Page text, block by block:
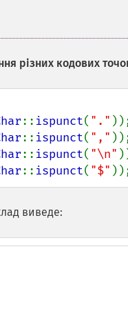
різних кодових
:: ispunct( "."
:: ispunct( ","
:: ispunct( "\n"
:: ispunct( "$"
виведе: